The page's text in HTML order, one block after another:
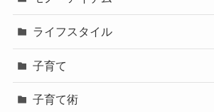
ライフスタイル
子育て
子育て術